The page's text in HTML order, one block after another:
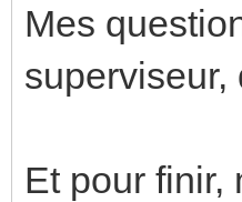
Mes
superviseur,
Et pour finir,